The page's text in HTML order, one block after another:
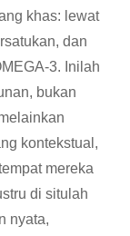
khas: lewat
dan
3. Inilah
bukan
kontekstual,
mereka
di situlah
nyata,